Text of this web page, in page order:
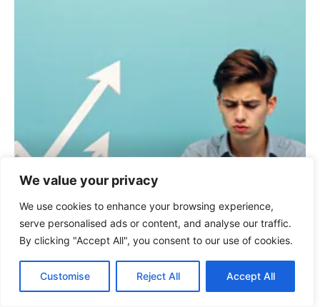
We value your privacy
We use cookies to enhance your browsing experience,
serve personalised ads or content, and analyse our traffic.
By clicking "Accept All", you consent to our use of cookies.
Customise Reject All Accept All
FINANZEN
Inflation für Anfänger: Der komplette
Leitfaden 2026